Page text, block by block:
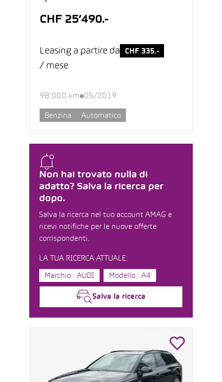
Non hai trovato nulla di
adatto? Salva la ricerca per
dopo.
Salva la ricerca nel tuo account AMAG e
ricevi notifiche per le nuove offerte
corrispondenti.
LA TUA RICERCA ATTUALE:
Marchio : AUDI Modello : A4
Salva la ricerca
CHF 25’490.-
Leasing a partire da CHF 335.-
/ mese
98’000 km 05/2019
Benzina Automatico